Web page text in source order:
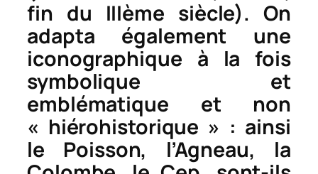
fin du IIIème siècle). On
adapta également une
iconographique à la fois
symbolique et
emblématique et non
« hiérohistorique » : ainsi
le Poisson, l’Agneau, la